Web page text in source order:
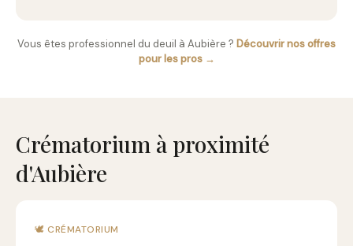
Vous êtes professionnel du deuil à Aubière ? Découvrir nos offres
pour les pros →
Crématorium à proximité
d'Aubière
🕊️ CRÉMATORIUM